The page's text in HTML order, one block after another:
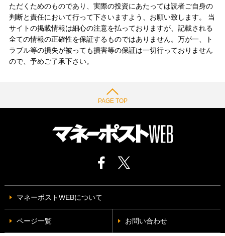
ただくためのものであり、実際の投資にあたっては読者ご自身の
判断と責任において行って下さいますよう、お願い致します。 当
サイトの掲載情報は細心の注意を払っておりますが、記載される
全ての情報の正確性を保証するものではありません。万が一、ト
ラブル等の損失が被っても損害等の保証は一切行っておりません
ので、予めご了承下さい。
PAGE TOP
マネーポストWEBについて
ページ一覧 お問い合わせ